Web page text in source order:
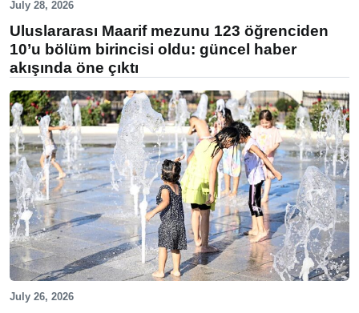
July 28, 2026
Uluslararası Maarif mezunu 123 öğrenciden
10’u bölüm birincisi oldu: güncel haber
akışında öne çıktı
July 26, 2026